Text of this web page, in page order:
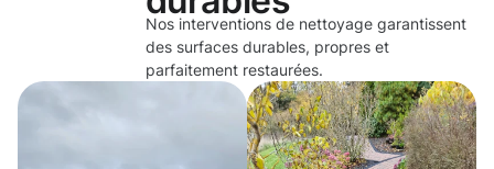
Nos interventions de nettoyage garantissent
des surfaces durables, propres et
parfaitement restaurées.